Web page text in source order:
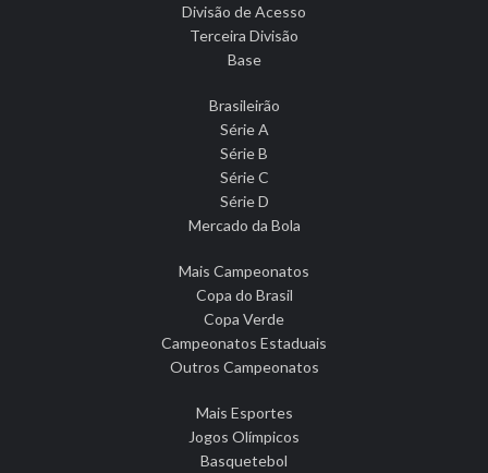
Divisão de Acesso
Terceira Divisão
Base
Brasileirão
Série A
Série B
Série C
Série D
Mercado da Bola
Mais Campeonatos
Copa do Brasil
Copa Verde
Campeonatos Estaduais
Outros Campeonatos
Mais Esportes
Jogos Olímpicos
Basquetebol